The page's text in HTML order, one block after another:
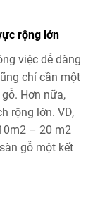
rộng lớn
việc dễ dàng
chỉ cần một
Hơn nữa,
rộng lớn. VD,
– 20 m2
gỗ một kết